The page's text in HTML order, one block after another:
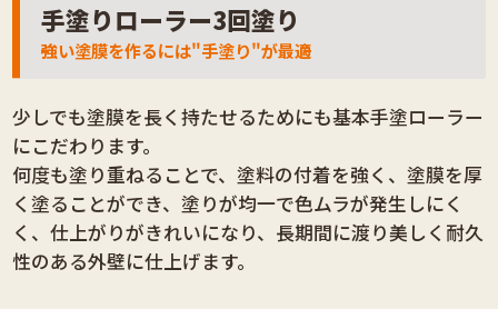
手塗りローラー3回塗り
強い塗膜を作るには"手塗り"が最適
少しでも塗膜を長く持たせるためにも基本手塗ローラー
にこだわります。
何度も塗り重ねることで、塗料の付着を強く、塗膜を厚
く塗ることができ、塗りが均一で色ムラが発生しにく
く、仕上がりがきれいになり、長期間に渡り美しく耐久
性のある外壁に仕上げます。